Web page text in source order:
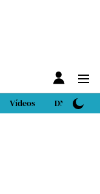
Vídeos DN Sport